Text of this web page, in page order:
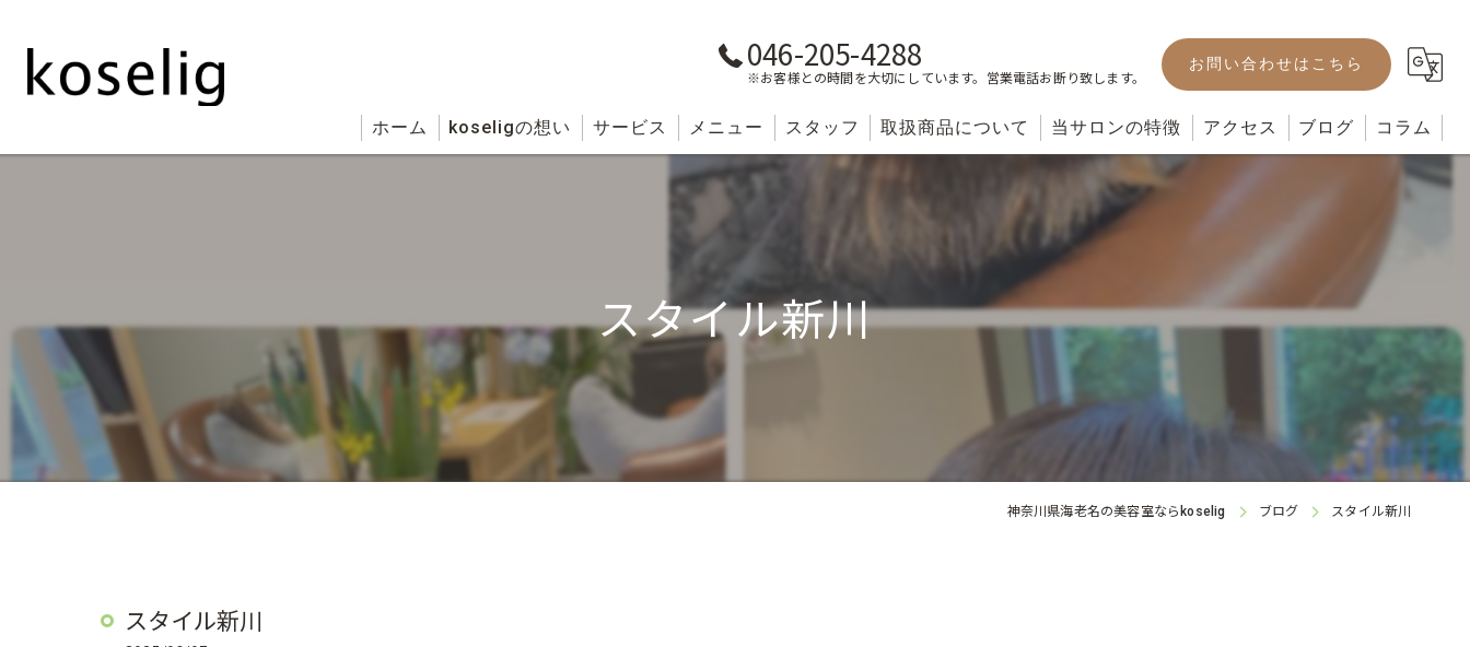
046-205-4288
※お客様との時間を大切にしています。営業電話お断り致します。
お問い合わせはこちら
ホーム koseligの想い サービス メニュー スタッフ 取扱商品について 当サロンの特徴
カット
カラー
パーマ
ヘッドスパ
トリートメント
アクセス ブログ コラム
スタイル新川
神奈川県海老名の美容室ならkoselig ブログ スタイル新川
スタイル新川